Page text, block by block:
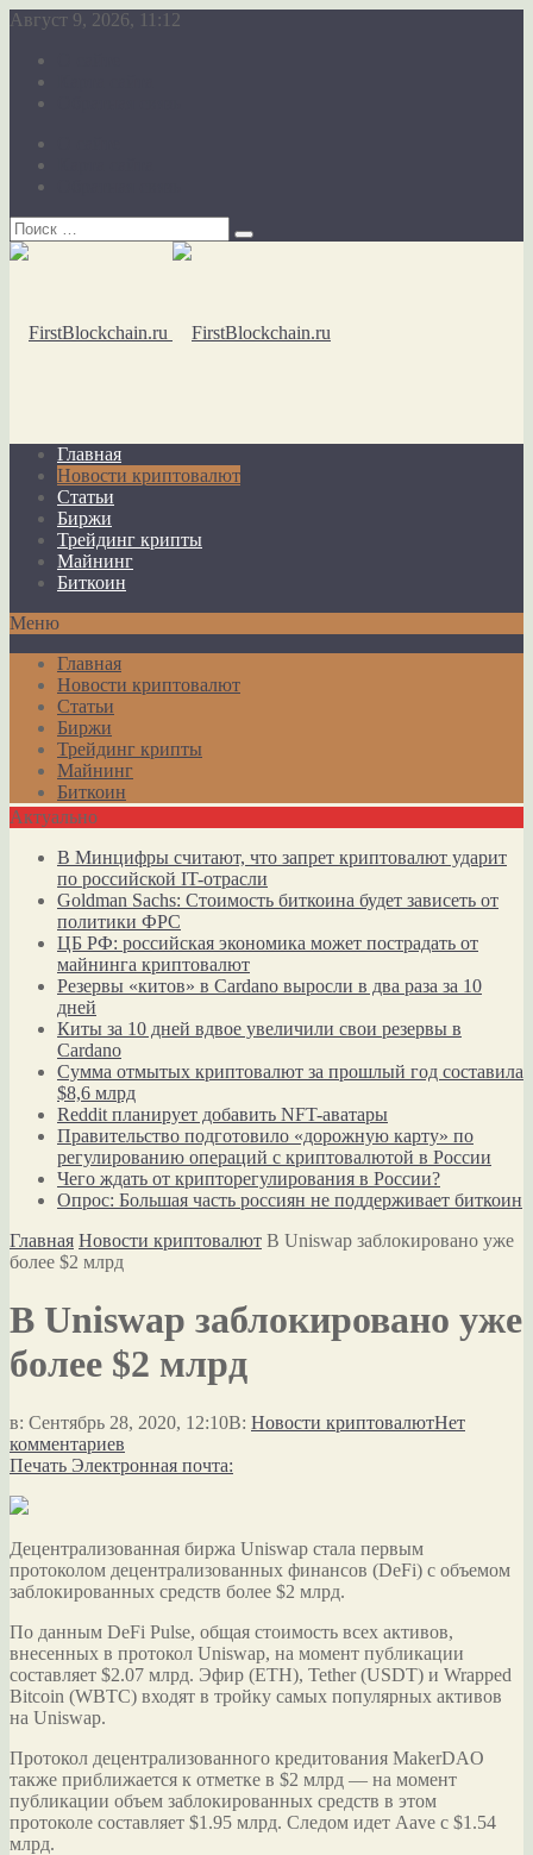
Август 9, 2026, 11:12
Главная
Новости криптовалют
Статьи
Биржи
Трейдинг крипты
Майнинг
Биткоин
Меню
Главная
Новости криптовалют
Статьи
Биржи
Трейдинг крипты
Майнинг
Биткоин
Актуально
В Минцифры считают, что запрет криптовалют ударит
по российской IT-отрасли
Goldman Sachs: Стоимость биткоина будет зависеть от
политики ФРС
ЦБ РФ: российская экономика может пострадать от
майнинга криптовалют
Резервы «китов» в Cardano выросли в два раза за 10
дней
Киты за 10 дней вдвое увеличили свои резервы в
Cardano
Сумма отмытых криптовалют за прошлый год составила
$8,6 млрд
Reddit планирует добавить NFT-аватары
Правительство подготовило «дорожную карту» по
регулированию операций с криптовалютой в России
Чего ждать от крипторегулирования в России?
Опрос: Большая часть россиян не поддерживает биткоин
Главная Новости криптовалют В Uniswap заблокировано уже
более $2 млрд
В Uniswap заблокировано уже
более $2 млрд
в: Сентябрь 28, 2020, 12:10В: Новости криптовалютНет
комментариев
Печать Электронная почта:
Децентрализованная биржа Uniswap стала первым
протоколом децентрализованных финансов (DeFi) с объемом
заблокированных средств более $2 млрд.
По данным DeFi Pulse, общая стоимость всех активов,
внесенных в протокол Uniswap, на момент публикации
составляет $2.07 млрд. Эфир (ETH), Tether (USDT) и Wrapped
Bitcoin (WBTC) входят в тройку самых популярных активов
на Uniswap.
Протокол децентрализованного кредитования MakerDAO
также приближается к отметке в $2 млрд ― на момент
публикации объем заблокированных средств в этом
протоколе составляет $1.95 млрд. Следом идет Aave с $1.54
млрд.